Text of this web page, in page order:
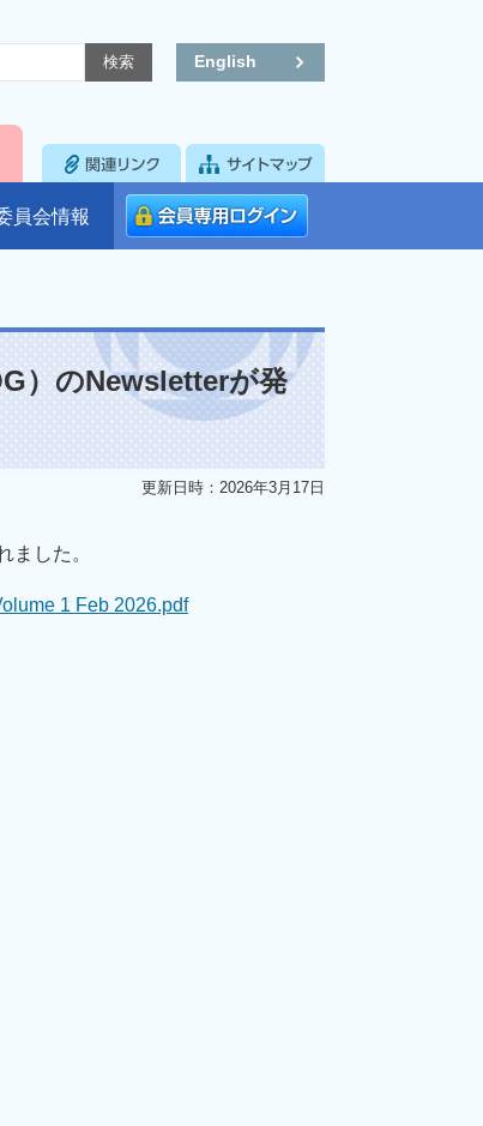
English
員会情報
）のNewsletterが発
更新日時：2026年3月17日
ました。
1 Feb 2026.pdf